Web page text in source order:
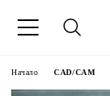
Начало CAD/CAM